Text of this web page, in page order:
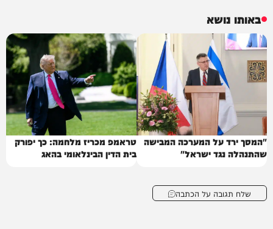
באותו נושא
"המסך ירד על המערכה המבישה
שהתנהלה נגד ישראל"
טראמפ מכריז מלחמה: כך יפורק
בית הדין הבינלאומי בהאג
שלח תגובה על הכתבה